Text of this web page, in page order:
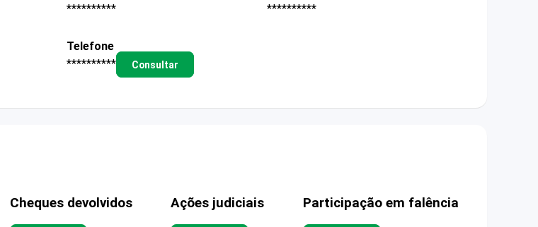
**********
**********
Telefone
**********
Consultar
Cheques devolvidos Ações judiciais Participação em falência